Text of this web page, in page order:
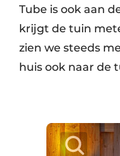
Tube is ook aan
krijgt de tuin
zien we steeds
huis ook naar de